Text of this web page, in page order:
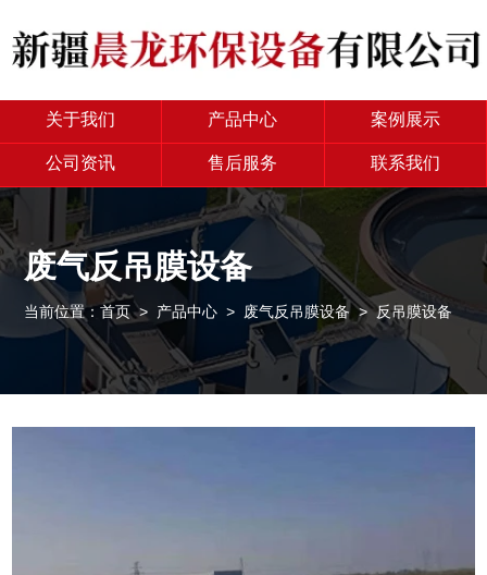
关于我们 产品中心 案例展示
公司资讯 售后服务 联系我们
废气反吊膜设备
当前位置：首页> 产品中心 > 废气反吊膜设备> 反吊膜设备